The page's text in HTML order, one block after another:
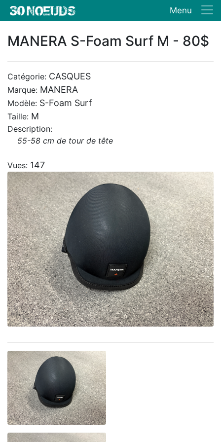
Menu
MANERA S-Foam Surf M - 80$
Catégorie: CASQUES
Marque: MANERA
Modèle: S-Foam Surf
Taille: M
Description:
55-58 cm de tour de tête
Vues: 147